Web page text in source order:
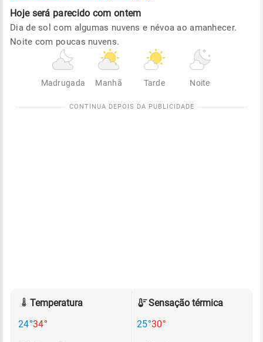
Hoje será parecido com ontem
Dia de sol com algumas nuvens e névoa ao amanhecer.
Noite com poucas nuvens.
Madrugada Manhã Tarde Noite
Temperatura
24°34°
Sensação térmica
25°30°